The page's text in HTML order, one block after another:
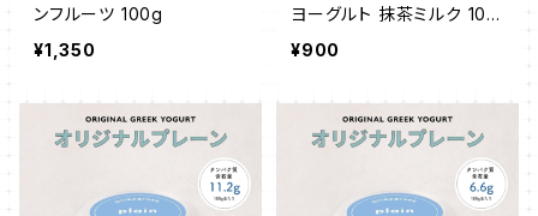
ンフルーツ 100g
¥1,350
ヨーグルト 抹茶ミルク 100
g
¥900